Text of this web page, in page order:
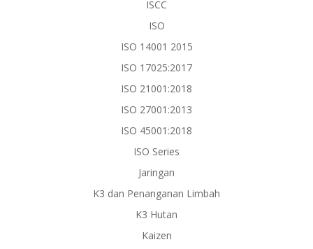
ISCC
ISO
ISO 14001 2015
ISO 17025:2017
ISO 21001:2018
ISO 27001:2013
ISO 45001:2018
ISO Series
Jaringan
K3 dan Penanganan Limbah
K3 Hutan
Kaizen